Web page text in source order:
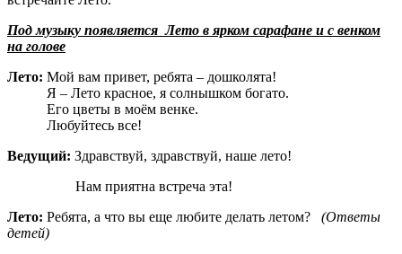
Под музыку появляется Лето в ярком сарафане и с венком
на голове
Лето: Мой вам привет, ребята – дошколята!
Я – Лето красное, я солнышком богато.
Его цветы в моём венке.
Любуйтесь все!
Ведущий: Здравствуй, здравствуй, наше лето!
Нам приятна встреча эта!
Лето: Ребята, а что вы еще любите делать летом? (Ответы
детей)